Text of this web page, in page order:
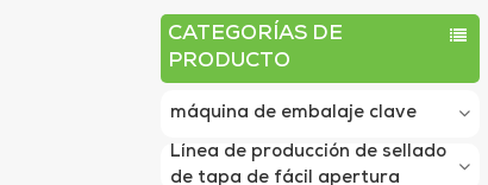
CATEGORÍAS DE
PRODUCTO
máquina de embalaje clave
Línea de producción de sellado
de tapa de fácil apertura